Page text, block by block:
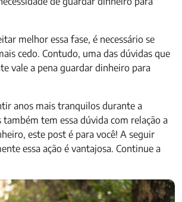
melhor essa fase, é necessário se
cedo. Contudo, uma das dúvidas que
vale a pena guardar dinheiro para
anos mais tranquilos durante a
também tem essa dúvida com relação a
este post é para você! A seguir
essa ação é vantajosa. Continue a